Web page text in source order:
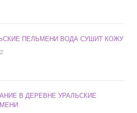
ПЕЛЬМЕНИ ВОДА СУШИТ КОЖУ
В ДЕРЕВНЕ УРАЛЬСКИЕ